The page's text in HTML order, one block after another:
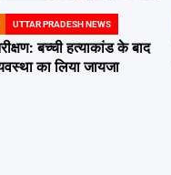
UTTAR PRADESH NEWS
बच्ची हत्याकांड के बाद
का लिया जायजा